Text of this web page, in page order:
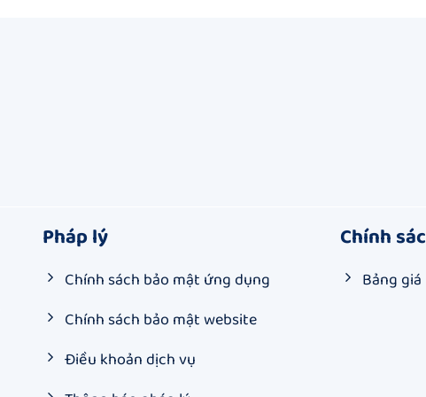
Pháp lý
Chính sách bảo mật ứng dụng
Chính sách bảo mật website
Điều khoản dịch vụ
Chính
Bảng giá